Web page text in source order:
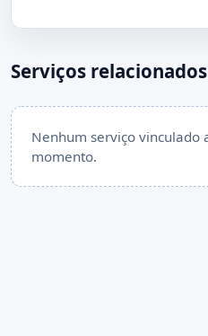
Serviços relacionados
Nenhum serviço vinculado
momento.